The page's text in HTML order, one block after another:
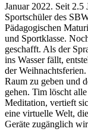
Januar 2022. Seit 2.5
Sportschüler des
Pädagogischen
und Sportklasse.
geschafft. Als der
ins Wasser fällt,
der
Raum zu geben und
gehen. Tim löscht
Meditation, vertieft
eine virtuelle Welt,
Geräte zugänglich